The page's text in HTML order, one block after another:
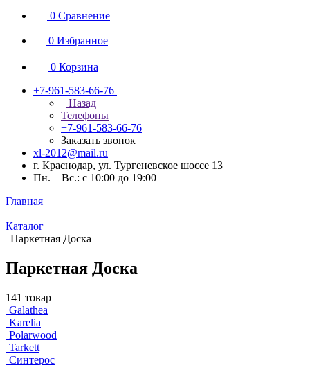
0 Сравнение
0 Избранное
0 Корзина
+7-961-583-66-76
Назад
Телефоны
+7-961-583-66-76
Заказать звонок
xl-2012@mail.ru
г. Краснодар, ул. Тургеневское шоссе 13
Пн. – Вс.: с 10:00 до 19:00
Главная
Каталог
Паркетная Доска
Паркетная Доска
141 товар
Galathea
Karelia
Polarwood
Tarkett
Синтерос